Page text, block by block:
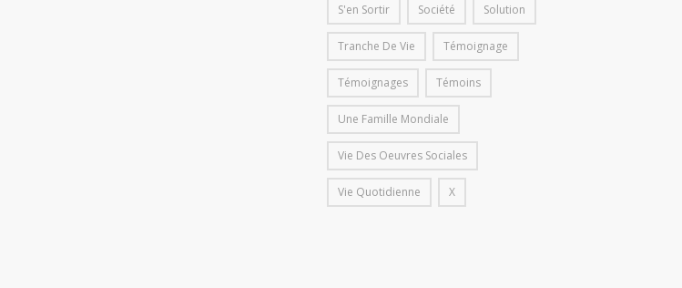
S'en Sortir Société Solution
Tranche De Vie Témoignage
Témoignages Témoins
Une Famille Mondiale
Vie Des Oeuvres Sociales
Vie Quotidienne X